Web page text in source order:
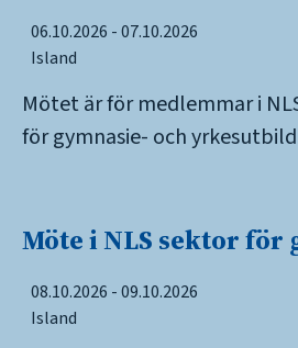
06.10.2026 - 07.10.2026
Island
Mötet är för medlemmar i
för gymnasie- och
Möte i NLS sektor för
08.10.2026 - 09.10.2026
Island